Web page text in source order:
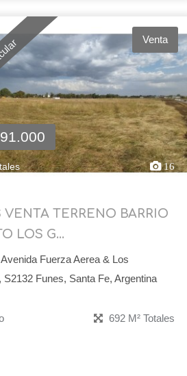
Venta
16
VENTA TERRENO BARRIO
LOS G...
Fuerza Aerea & Los
S2132 Funes, Santa Fe, Argentina
692 M² Totales